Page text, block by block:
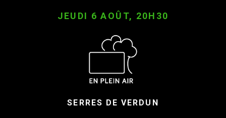
JEUDI 6 AOÛT, 20H30
SERRES DE VERDUN